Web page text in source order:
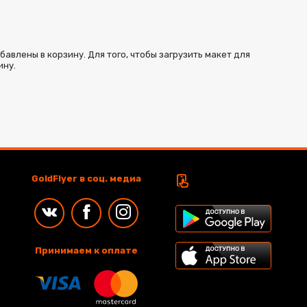
в корзину. Для того, чтобы загрузить макет для
GoldFlyer в соц. медиа
Принимаем к оплате